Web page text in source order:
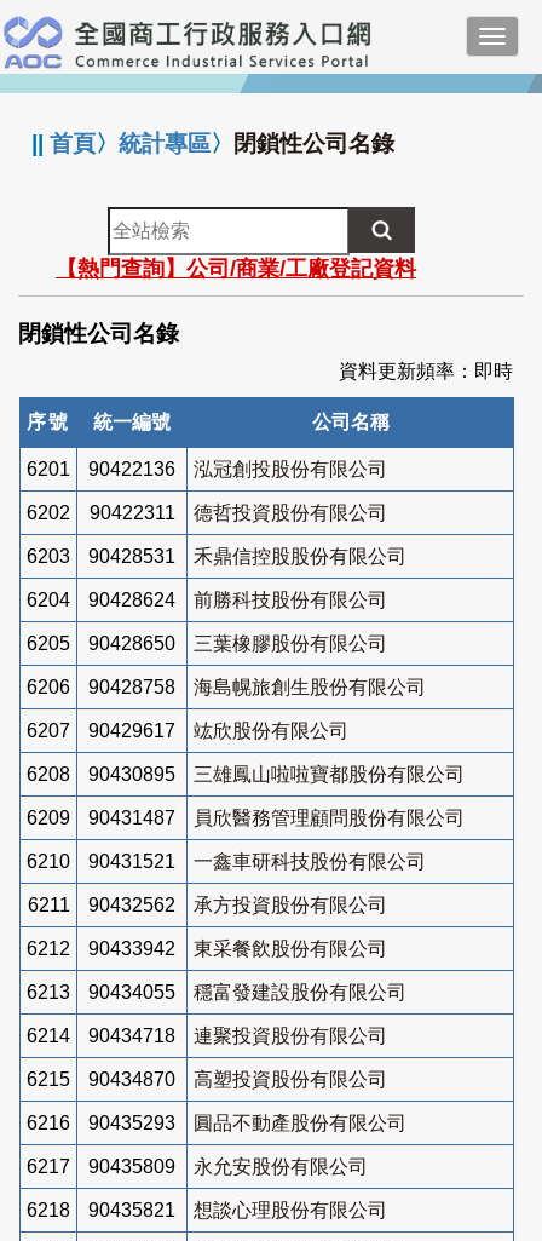
跳
到
主
要
:::
||首頁〉統計專區〉 閉鎖性公司名錄
全
站
檢
索
【熱門查詢】公司/商業/工廠登記資料
閉鎖性公司名錄
資料更新頻率：即時
序號 統一編號 公司名稱
6201 90422136 泓冠創投股份有限公司
6202 90422311 德哲投資股份有限公司
6203 90428531 禾鼎信控股股份有限公司
6204 90428624 前勝科技股份有限公司
6205 90428650 三葉橡膠股份有限公司
6206 90428758 海島幌旅創生股份有限公司
6207 90429617 竑欣股份有限公司
6208 90430895 三雄鳳山啦啦寶都股份有限公司
6209 90431487 員欣醫務管理顧問股份有限公司
6210 90431521 一鑫車研科技股份有限公司
6211 90432562 承方投資股份有限公司
6212 90433942 東采餐飲股份有限公司
6213 90434055 穩富發建設股份有限公司
6214 90434718 連聚投資股份有限公司
6215 90434870 高塑投資股份有限公司
6216 90435293 圓品不動產股份有限公司
6217 90435809 永允安股份有限公司
6218 90435821 想談心理股份有限公司